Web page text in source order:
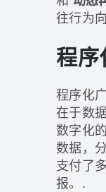
往行为
程序
程序化
在于数
数字化
数据，
支付了
报。.